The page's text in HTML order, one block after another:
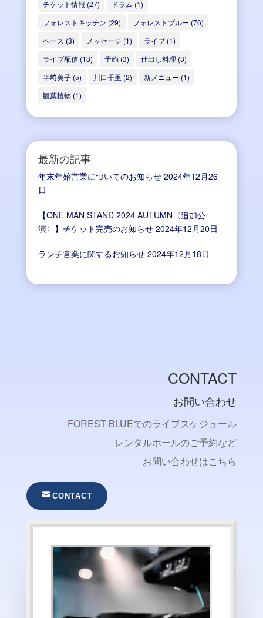
チケット情報 (27) ドラム (1)
フォレストキッチン (29) フォレストブルー (76)
ベース (3) メッセージ (1) ライブ(1)
ライブ配信(13) 予約(3) 仕出し料理 (3)
半﨑美子(5) 川口千里 (2) 新メニュー (1)
観葉植物 (1)
最新の記事
年末年始営業についてのお知らせ 2024年12月26
日
【ONE MAN STAND 2024 AUTUMN〈追加公
演〉】チケット完売のお知らせ 2024年12月20日
ランチ営業に関するお知らせ 2024年12月18日
CONTACT
お問い合わせ
FOREST BLUEでのライブスケジュール
レンタルホールのご予約など
お問い合わせはこちら
CONTACT